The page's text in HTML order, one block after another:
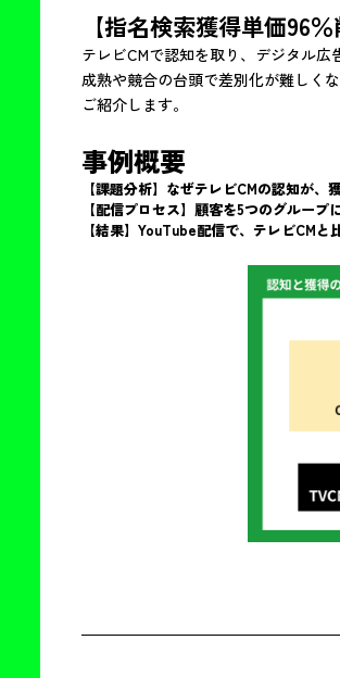
【指名検索獲得単価96％
テレビCMで認知を取り、デジタル
成熟や競合の台頭で差別化が難しく
ご紹介します。
事例概要
【課題分析】なぜテレビCMの認知が
【配信プロセス】顧客を5つのグルー
【結果】YouTube配信で、テレビCM